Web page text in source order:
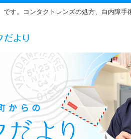
す。コンタクトレンズの処方、白内障